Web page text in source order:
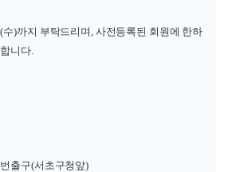
)까지 부탁드리며, 사전등록된 회원에 한하
니다.
출구(서초구청앞)